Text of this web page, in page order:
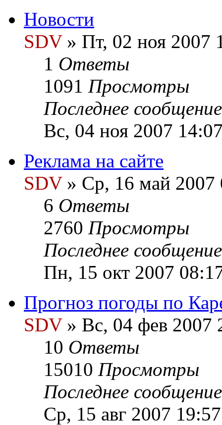
Новости
SDV» Пт, 02 ноя 2007
1 Ответы
1091 Просмотры
Последнее
Вс, 04 ноя 2007
Реклама на сайте
SDV» Ср, 16 май 2007
6 Ответы
2760 Просмотры
Последнее
Пн, 15 окт 2007
Прогноз погоды по
SDV» Вс, 04 фев 2007
10 Ответы
15010 Просмотры
Последнее
Ср, 15 авг 2007 19:57